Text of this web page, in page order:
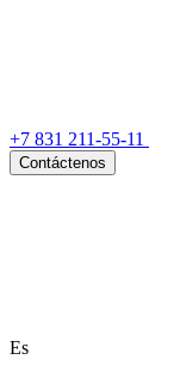
+7 831 211-55-11
Contáctenos
Es